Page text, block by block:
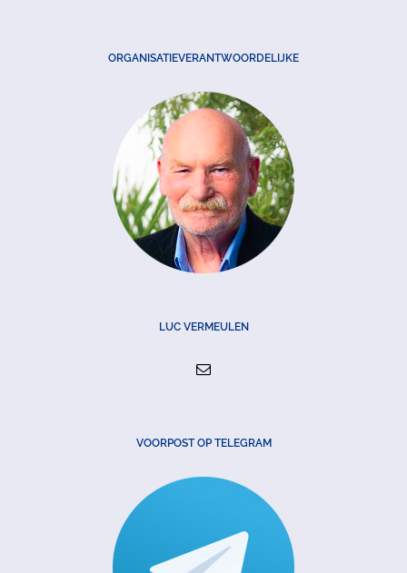
ORGANISATIEVERANTWOORDELIJKE
LUC VERMEULEN
VOORPOST OP TELEGRAM